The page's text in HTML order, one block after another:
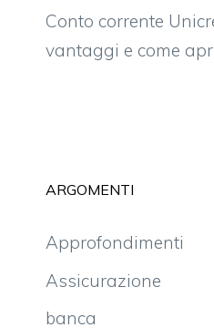
Conto corrente
vantaggi e come
ARGOMENTI
Approfondimenti
Assicurazione
banca